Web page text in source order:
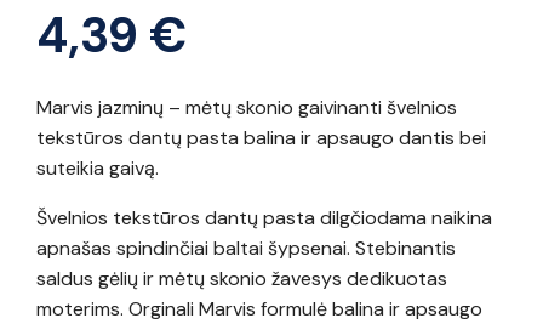
4,39 €
Marvis jazminų – mėtų skonio gaivinanti švelnios
tekstūros dantų pasta balina ir apsaugo dantis bei
suteikia gaivą.
Švelnios tekstūros dantų pasta dilgčiodama naikina
apnašas spindinčiai baltai šypsenai. Stebinantis
saldus gėlių ir mėtų skonio žavesys dedikuotas
moterims. Orginali Marvis formulė balina ir apsaugo